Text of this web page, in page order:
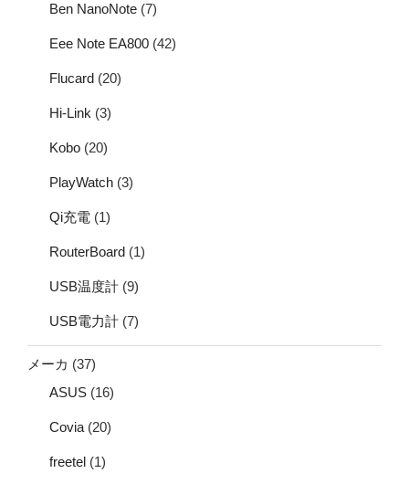
Ben NanoNote (7)
Eee Note EA800 (42)
Flucard (20)
Hi-Link (3)
Kobo (20)
PlayWatch (3)
Qi充電 (1)
RouterBoard (1)
USB温度計 (9)
USB電力計 (7)
メーカ (37)
ASUS (16)
Covia (20)
freetel (1)